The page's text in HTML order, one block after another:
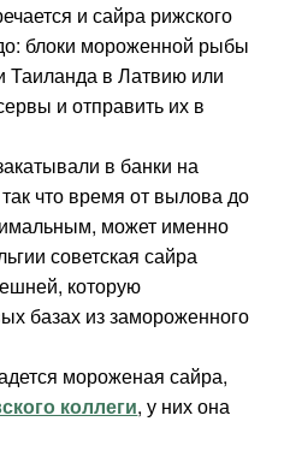
и сайра рижского
блоки мороженной рыбы
Таиланда в Латвию или
и отправить их в
в банки на
что время от вылова до
может именно
советская сайра
которую
базах из замороженного
мороженая сайра,
коллеги, у них она